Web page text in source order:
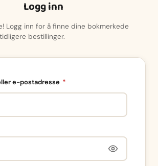
Logg inn
Logg inn for å finne dine bokmerkede
bestillinger.
e-postadresse *